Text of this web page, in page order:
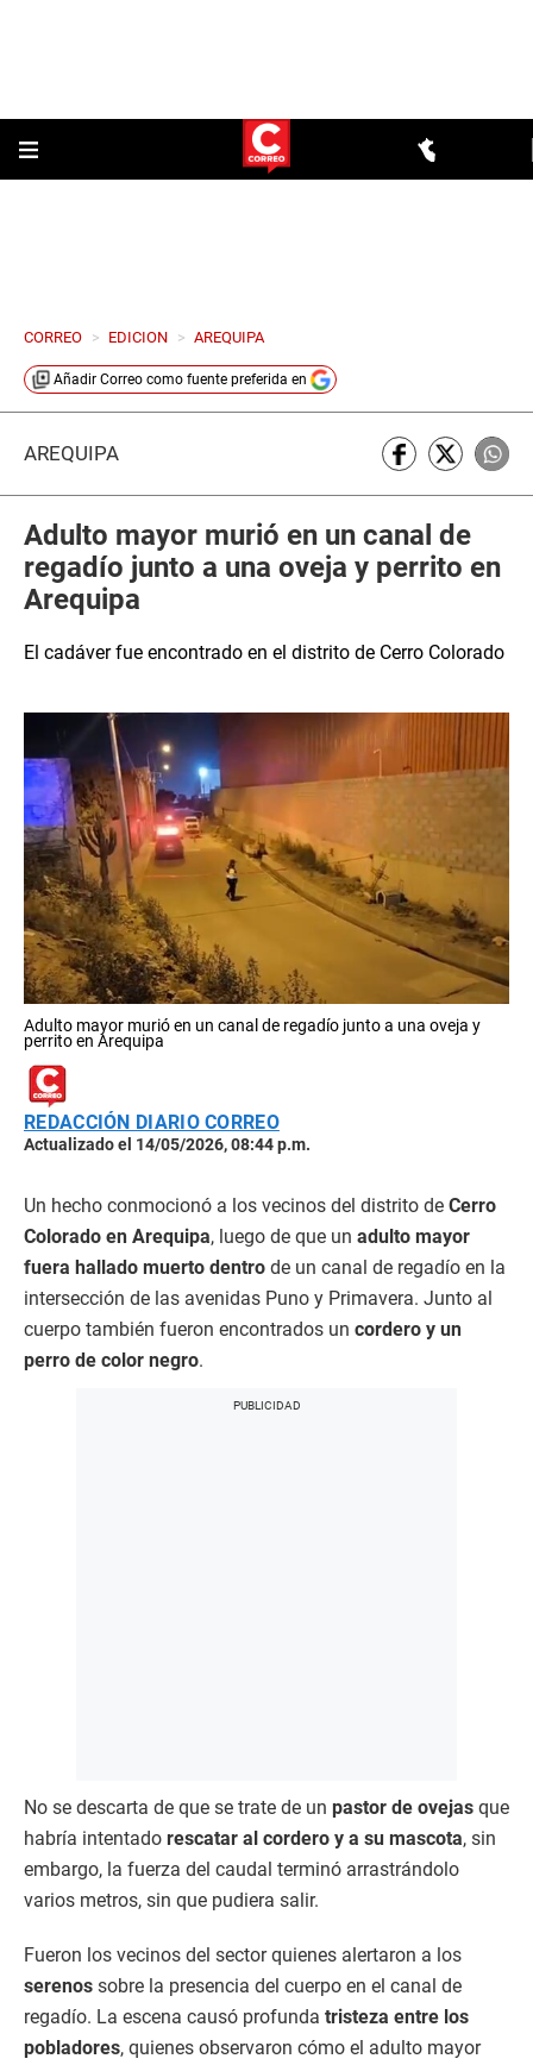
CORREO > EDICION > AREQUIPA
Añadir Correo como fuente preferida en
AREQUIPA
Adulto mayor murió en un canal de
regadío junto a una oveja y perrito en
Arequipa
El cadáver fue encontrado en el distrito de Cerro Colorado
Adulto mayor murió en un canal de regadío junto a una oveja y
perrito en Arequipa
REDACCIÓN DIARIO CORREO
Actualizado el 14/05/2026, 08:44 p.m.
Un hecho conmocionó a los vecinos del distrito de Cerro
Colorado en Arequipa, luego de que un adulto mayor
fuera hallado muerto dentro de un canal de regadío en la
intersección de las avenidas Puno y Primavera. Junto al
cuerpo también fueron encontrados un cordero y un
perro de color negro.
No se descarta de que se trate de un pastor de ovejas que
habría intentado rescatar al cordero y a su mascota, sin
embargo, la fuerza del caudal terminó arrastrándolo
varios metros, sin que pudiera salir.
Fueron los vecinos del sector quienes alertaron a los
serenos sobre la presencia del cuerpo en el canal de
regadío. La escena causó profunda tristeza entre los
pobladores, quienes observaron cómo el adulto mayor